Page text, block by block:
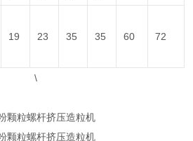
19 23 35 35 60 72
\